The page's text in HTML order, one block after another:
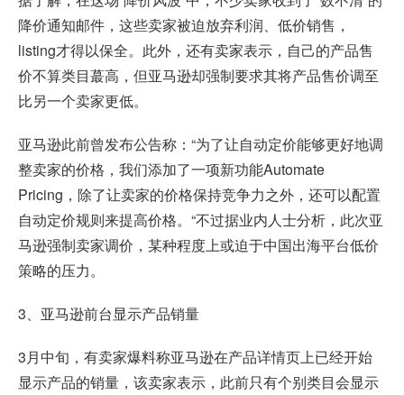
降价通知邮件，这些卖家被迫放弃利润、低价销售，
listing才得以保全。此外，还有卖家表示，自己的产品售
价不算类目蕞高，但亚马逊却强制要求其将产品售价调至
比另一个卖家更低。
亚马逊此前曾发布公告称：“为了让自动定价能够更好地调
整卖家的价格，我们添加了一项新功能Automate
Pricing，除了让卖家的价格保持竞争力之外，还可以配置
自动定价规则来提高价格。“不过据业内人士分析，此次亚
马逊强制卖家调价，某种程度上或迫于中国出海平台低价
策略的压力。
3、亚马逊前台显示产品销量
3月中旬，有卖家爆料称亚马逊在产品详情页上已经开始
显示产品的销量，该卖家表示，此前只有个别类目会显示